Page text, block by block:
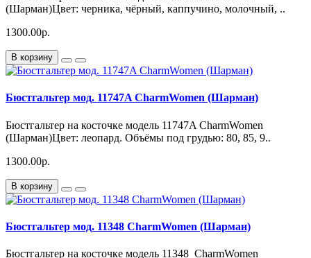
(Шарман)Цвет: черника, чёрный, каппучино, молочный, ..
1300.00р.
В корзину
Бюстгальтер мод. 11747A CharmWomen (Шарман)
Бюстгальтер на косточке модель 11747A CharmWomen
(Шарман)Цвет: леопард. Объёмы под грудью: 80, 85, 9..
1300.00р.
В корзину
Бюстгальтер мод. 11348 CharmWomen (Шарман)
Бюстгальтер на косточке модель 11348 CharmWomen